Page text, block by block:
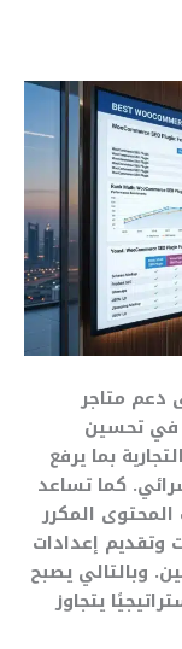
دعم متاجر
في تحسين
بما يرفع
كما تساعد
المكرر
وتقديم إعدادات
وبالتالي يصبح
يتجاوز